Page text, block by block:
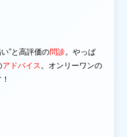
”と高評価の問診。やっぱ
アドバイス 。オンリーワンの